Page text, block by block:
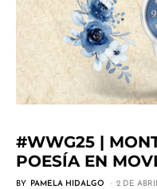
#WWG25 |
POESÍA EN
BY PAMELA HIDALGO 2 DE